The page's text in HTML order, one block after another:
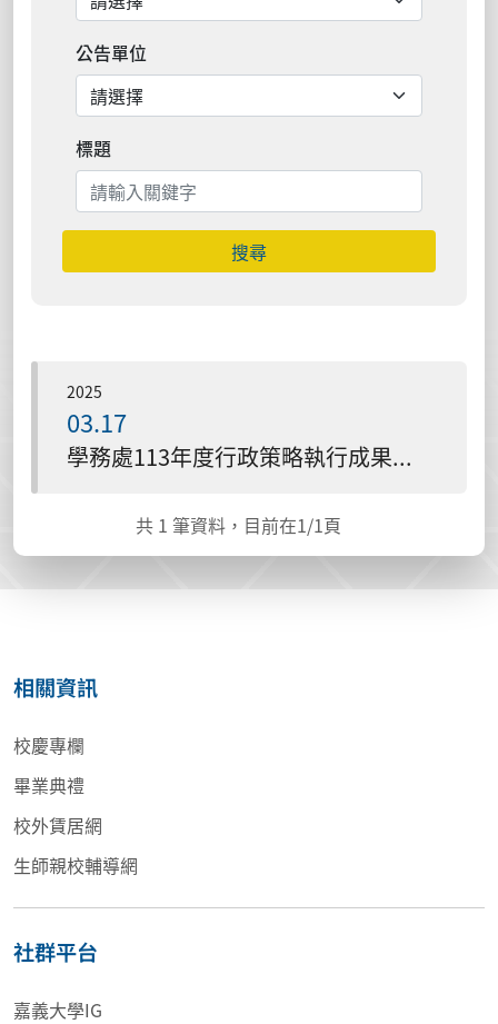
公告單位
標題
搜尋
2025
03.17
學務處113年度行政策略執行成果簡報114.03.07
共 1 筆資料，目前在1/1頁
相關資訊
校慶專欄
畢業典禮
校外賃居網
生師親校輔導網
社群平台
嘉義大學IG